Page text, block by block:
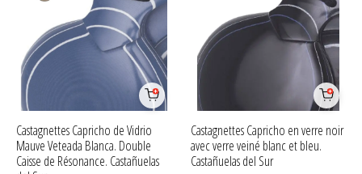
Castagnettes Capricho de Vidrio
Mauve Veteada Blanca. Double
Caisse de Résonance. Castañuelas
Castagnettes Capricho en verre noir
avec verre veiné blanc et bleu.
Castañuelas del Sur